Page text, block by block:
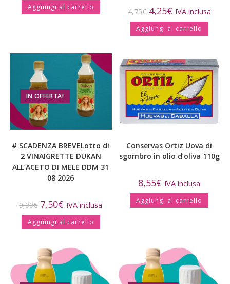
Aggiungi al carrello 4,75€ 4,25€ IVA inclusa
Aggiungi al carrello
IN OFFERTA!
# SCADENZA BREVELotto di
2 VINAIGRETTE DUKAN
ALL’ACETO DI MELE DDM 31
08 2026
9,00€ 7,50€ IVA inclusa
Aggiungi al carrello
Conservas Ortiz Uova di
sgombro in olio d’oliva 110g
8,55€ IVA inclusa
Aggiungi al carrello